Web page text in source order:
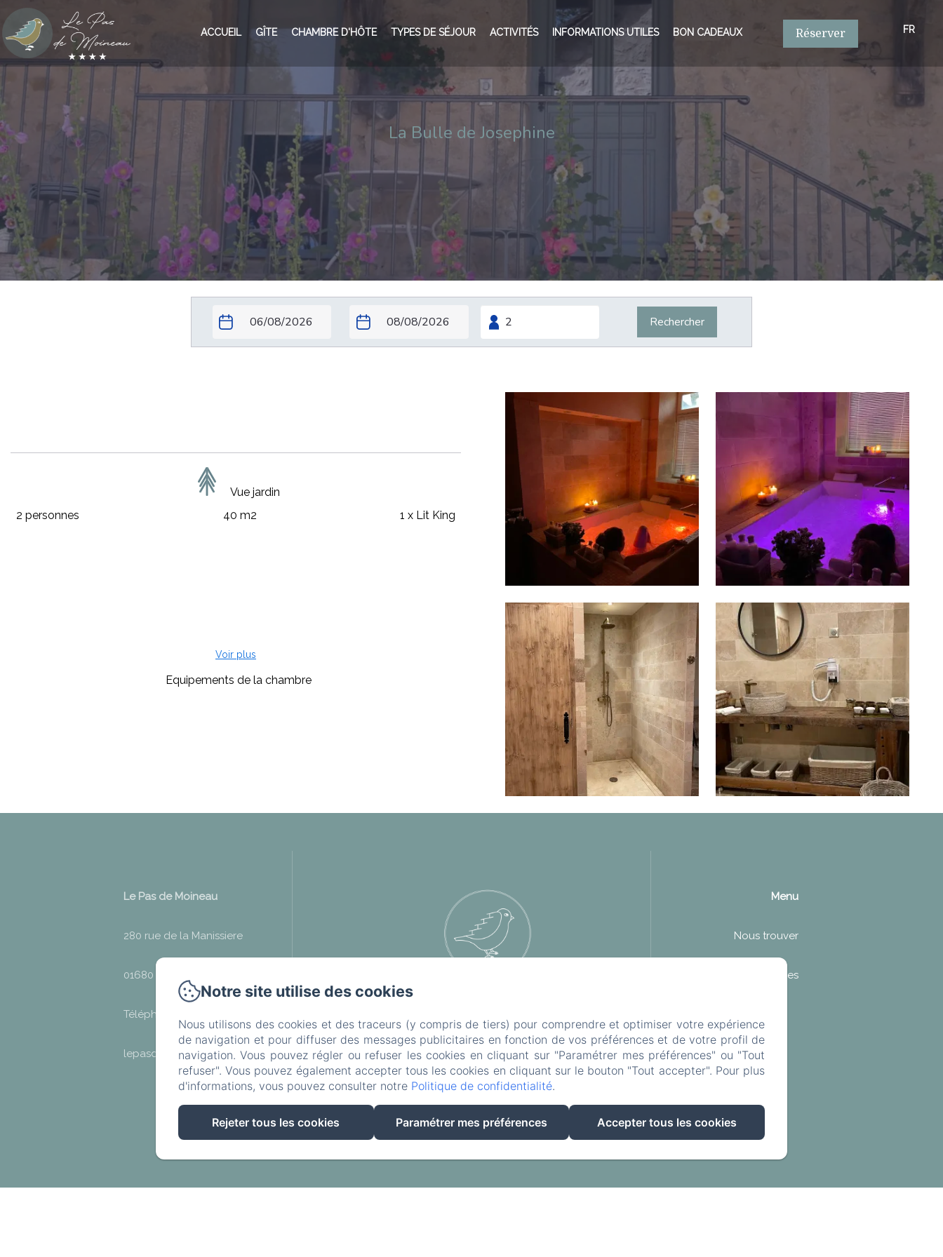
ACCUEIL GÎTE CHAMBRE D'HÔTE TYPES DE SÉJOUR ACTIVITÉS INFORMATIONS UTILES BON CADEAUX Réserver FR
La Bulle de Josephine
Rechercher
Vue jardin
2 personnes
40 m2 1 x Lit King
Voir plus
Equipements de la chambre
Le Pas de Moineau
280 rue de la Manissiere
01680 - Lhuis
Téléphone: 07 86 46 65 15
lepasdemoineau@gmail.com
Créé par Amenitiz
Menu
Nous trouver
Mentions légales
Notre site utilise des cookies
Nous utilisons des cookies et des traceurs (y compris de tiers) pour comprendre et optimiser votre expérience
de navigation et pour diffuser des messages publicitaires en fonction de vos préférences et de votre profil de
navigation. Vous pouvez régler ou refuser les cookies en cliquant sur "Paramétrer mes préférences" ou "Tout
refuser". Vous pouvez également accepter tous les cookies en cliquant sur le bouton "Tout accepter". Pour plus
d'informations, vous pouvez consulter notre Politique de confidentialité.
Rejeter tous les cookies Paramétrer mes préférences Accepter tous les cookies